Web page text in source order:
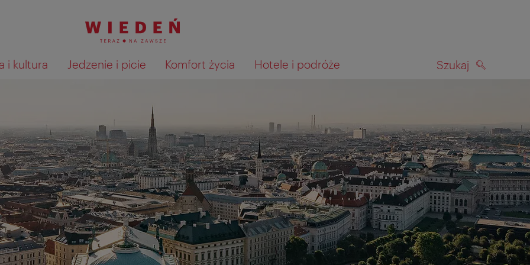
i kultura Jedzenie i picie Komfort życia Hotele i podróże Szukaj